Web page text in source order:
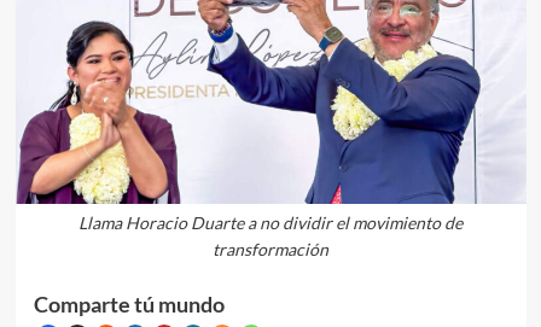
Llama Horacio Duarte a no dividir el movimiento de
transformación
Comparte tú mundo